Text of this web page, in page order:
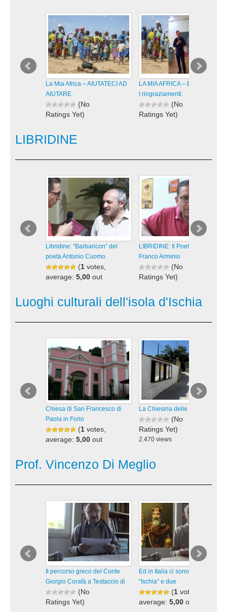
La Mia Africa – AIUTATECI AD
AIUTARE.
(No
Ratings Yet)
visualizzazioni
LA MIA AFRICA – Burkina Faso:
I ringraziamenti.
(No
Ratings Yet)
LIBRIDINE
Libridine: “Barbaricon” del
poeta Antonio Cuomo
(1 votes,
average: 5,00 out
1.591 views
visualizzazioni
LIBRIDINE: Il Poeta e Scrittore
Franco Arminio
(No
Ratings Yet)
visualizzazioni
Luoghi culturali dell'isola d'Ischia
Chiesa di San Francesco di
Paola in Forio
(1 votes,
average: 5,00 out
2.146 views
visualizzazioni
La Chiesina delle Rose a Forio
(No
Ratings Yet)
2.470 views
Prof. Vincenzo Di Meglio
Il percorso greco del Conte
Giorgio Corafà a Testaccio di
(No
Ratings Yet)
Ed in Italia ci sono sette
“Ischia” e due
(1 votes,
average: 5,00 out